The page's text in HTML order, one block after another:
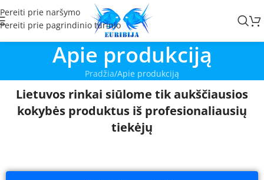
Pereiti prie naršymo
Pereiti prie pagrindinio turinio
Apie produkciją
Pradžia Apie produkciją
Lietuvos rinkai siūlome tik aukščiausios
kokybės produktus iš profesionaliausių
tiekėjų